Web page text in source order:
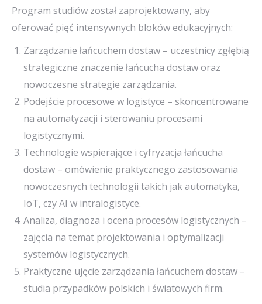
Program studiów został zaprojektowany, aby
oferować pięć intensywnych bloków edukacyjnych:
Zarządzanie łańcuchem dostaw – uczestnicy zgłębią
strategiczne znaczenie łańcucha dostaw oraz
nowoczesne strategie zarządzania.
Podejście procesowe w logistyce – skoncentrowane
na automatyzacji i sterowaniu procesami
logistycznymi.
Technologie wspierające i cyfryzacja łańcucha
dostaw – omówienie praktycznego zastosowania
nowoczesnych technologii takich jak automatyka,
IoT, czy AI w intralogistyce.
Analiza, diagnoza i ocena procesów logistycznych –
zajęcia na temat projektowania i optymalizacji
systemów logistycznych.
Praktyczne ujęcie zarządzania łańcuchem dostaw –
studia przypadków polskich i światowych firm.